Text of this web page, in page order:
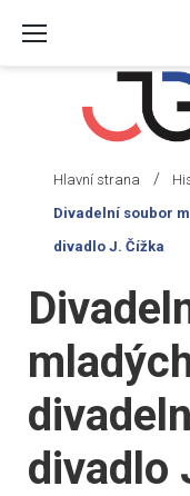
Hlavní strana /
Divadelní soubor
divadlo J. Čížka
divadlo